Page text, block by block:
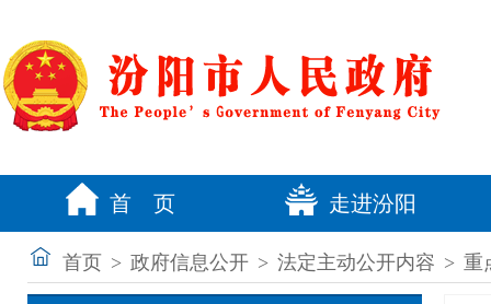
首 页 走进汾阳
首页 > 政府信息公开 > 法定主动公开内容 > 重